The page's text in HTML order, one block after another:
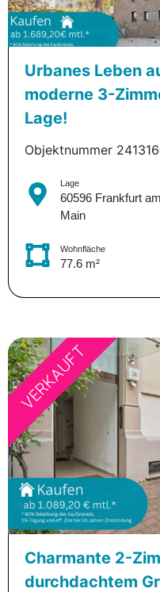
Urbanes Leben
moderne 3-
Lage!
Objektnummer
Lage
60596 Frankfurt am
Main
Wohnfläche
77.6 m²
VERKAUFT
Charmante 2-
durchdachtem